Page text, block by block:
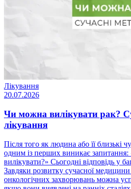
Лікування
20.07.2026
Чи можна вилікувати рак?
лікування
Після того як людина або її близькі
одним із перших виникає
вилікувати?» Сьогодні відповідь у
Завдяки розвитку сучасної
онкологічних захворювань можна